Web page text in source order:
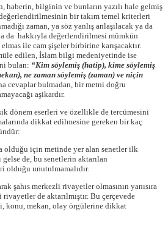
haberin, bilginin ve bunların yazılı hale gelmiş
bir takım temel kriterleri
zaman, ya söz yanlış anlaşılacak ya da
da hakkıyla değerlendirilmesi mümkün
ile cam şişeler birbirine karışacaktır.
edilen, İslam bilgi medeniyetinde ise
bulan: “Kim söylemiş (hatip), kime söylemiş
ne zaman söylemiş (zaman) ve niçin
cevaplar bulmadan, bir metni doğru
aşikardır.
dönem eserleri ve özellikle de tercümesini
dikkat edilmesine gereken bir kaç
olduğu için metinde yer alan senetler ilk
gelse de, bu senetlerin aktarılan
olduğu unutulmamalıdır.
şahıs merkezli rivayetler olmasının yanısıra
de aktarılmıştır. Bu çerçevede
konu, mekan, olay örgülerine dikkat